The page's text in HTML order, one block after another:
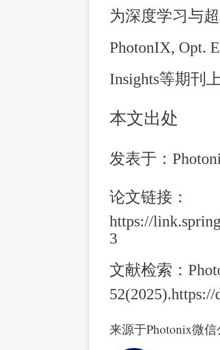
为深度学习与
PhotonIX, Opt.
Insights等期刊
本文出处
发表于：
论文链接：
https://
3
文献检索：
来源于Photonix微